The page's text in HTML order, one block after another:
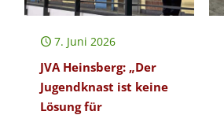
7. Juni 2026
JVA Heinsberg: „Der
Jugendknast ist keine
Lösung für